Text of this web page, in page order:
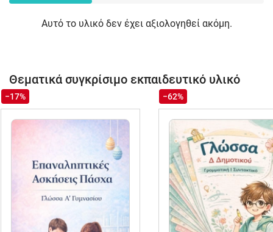
Αυτό το υλικό δεν έχει αξιολογηθεί ακόμη.
Θεματικά συγκρίσιμο εκπαιδευτικό υλικό
−17% −62%